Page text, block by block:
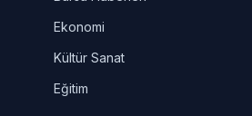
Ekonomi
Kültür Sanat
Eğitim